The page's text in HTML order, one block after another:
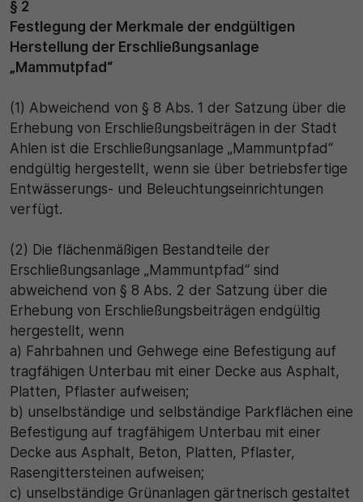
§ 2
Festlegung der Merkmale der endgültigen
Herstellung der Erschließungsanlage
„Mammutpfad“
(1) Abweichend von § 8 Abs. 1 der Satzung über die
Erhebung von Erschließungsbeiträgen in der Stadt
Ahlen ist die Erschließungsanlage „Mammuntpfad“
endgültig hergestellt, wenn sie über betriebsfertige
Entwässerungs- und Beleuchtungseinrichtungen
verfügt.
(2) Die flächenmäßigen Bestandteile der
Erschließungsanlage „Mammuntpfad“ sind
abweichend von § 8 Abs. 2 der Satzung über die
Erhebung von Erschließungsbeiträgen endgültig
hergestellt, wenn
a) Fahrbahnen und Gehwege eine Befestigung auf
tragfähigen Unterbau mit einer Decke aus Asphalt,
Platten, Pflaster aufweisen;
b) unselbständige und selbständige Parkflächen eine
Befestigung auf tragfähigem Unterbau mit einer
Decke aus Asphalt, Beton, Platten, Pflaster,
Rasengittersteinen aufweisen;
c) unselbständige Grünanlagen gärtnerisch gestaltet
Zweck
Wird für statistische Zwecke verwendet, um
Daten des Besuchs zu speichern.